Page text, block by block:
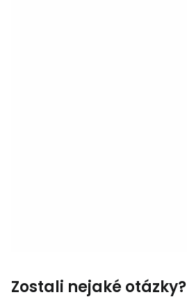
Zostali nejaké otázky?